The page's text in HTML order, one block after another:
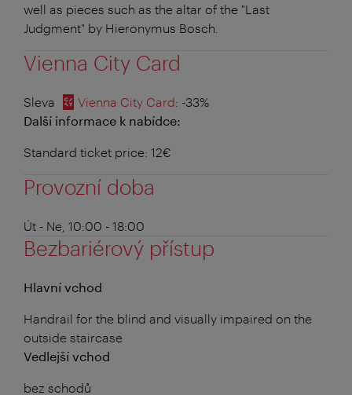
well as pieces such as the altar of the "Last
Judgment" by Hieronymus Bosch.
Vienna City Card
Sleva Vienna City Card: -33%
Další informace k nabídce:
Standard ticket price: 12€
Provozní doba
Út - Ne, 10:00 - 18:00
Bezbariérový přístup
Hlavní vchod
Handrail for the blind and visually impaired on the
outside staircase
Vedlejší vchod
bez schodů